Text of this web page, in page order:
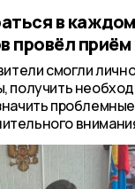
в
провёл
смогли
получить